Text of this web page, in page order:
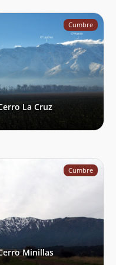
Mendoza
Cumbre
La Cruz
Cumbre
Minillas